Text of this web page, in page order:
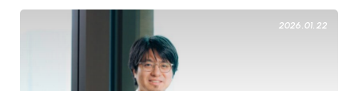
2026.01.22